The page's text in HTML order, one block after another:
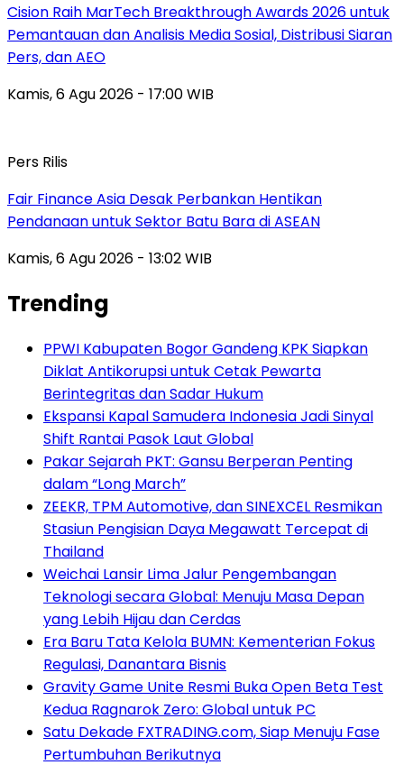
Cision Raih MarTech Breakthrough Awards 2026 untuk
Pemantauan dan Analisis Media Sosial, Distribusi Siaran
Pers, dan AEO
Kamis, 6 Agu 2026 - 17:00 WIB
Pers Rilis
Fair Finance Asia Desak Perbankan Hentikan
Pendanaan untuk Sektor Batu Bara di ASEAN
Kamis, 6 Agu 2026 - 13:02 WIB
Trending
PPWI Kabupaten Bogor Gandeng KPK Siapkan
Diklat Antikorupsi untuk Cetak Pewarta
Berintegritas dan Sadar Hukum
Ekspansi Kapal Samudera Indonesia Jadi Sinyal
Shift Rantai Pasok Laut Global
Pakar Sejarah PKT: Gansu Berperan Penting
dalam “Long March”
ZEEKR, TPM Automotive, dan SINEXCEL Resmikan
Stasiun Pengisian Daya Megawatt Tercepat di
Thailand
Weichai Lansir Lima Jalur Pengembangan
Teknologi secara Global: Menuju Masa Depan
yang Lebih Hijau dan Cerdas
Era Baru Tata Kelola BUMN: Kementerian Fokus
Regulasi, Danantara Bisnis
Gravity Game Unite Resmi Buka Open Beta Test
Kedua Ragnarok Zero: Global untuk PC
Satu Dekade FXTRADING.com, Siap Menuju Fase
Pertumbuhan Berikutnya